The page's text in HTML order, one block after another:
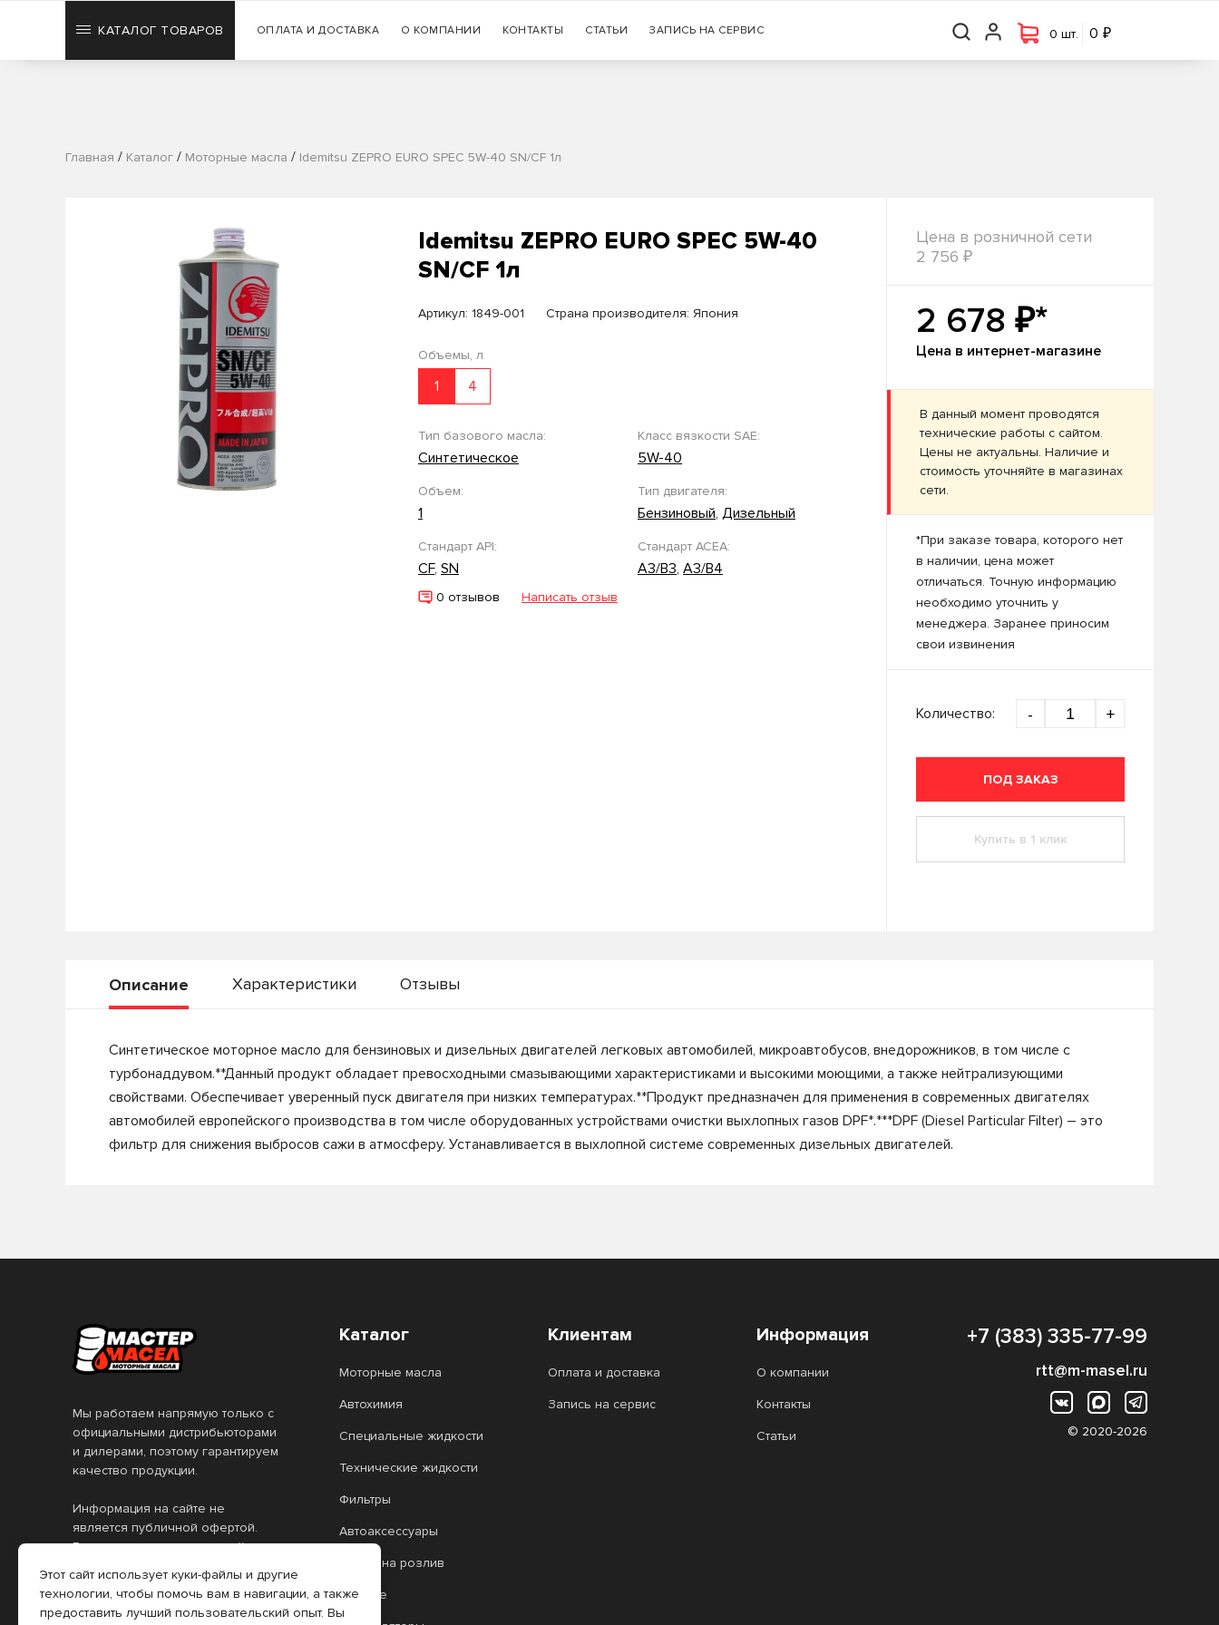
Гарантия
+7 (383) 335-77-99 0 шт. 0
КАТАЛОГ ТОВАРОВ ОПЛАТА И ДОСТАВКА О КОМПАНИИ КОНТАКТЫ СТАТЬИ ЗАПИСЬ НА СЕРВИС 0 шт. 0 ₽
Главная / Каталог / Моторные масла / Idemitsu ZEPRO EURO SPEC 5W-40 SN/CF 1л
Idemitsu ZEPRO EURO SPEC 5W-40
SN/CF 1л
Артикул: 1849-001 Страна производителя: Япония
Объемы, л
1 4
Тип базового масла:
Синтетическое
Класс вязкости SAE:
5W-40
Объем:
1
Тип двигателя:
Бензиновый, Дизельный
Стандарт API:
CF, SN
Стандарт ACEA:
A3/B3, A3/B4
0 отзывов Написать отзыв
Цена в розничной сети
2 756 ₽
2 678 ₽*
Цена в интернет-магазине
В данный момент проводятся
технические работы с сайтом.
Цены не актуальны. Наличие и
стоимость уточняйте в магазинах
сети.
*При заказе товара, которого нет
в наличии, цена может
отличаться. Точную информацию
необходимо уточнить у
менеджера. Заранее приносим
свои извинения
Количество: - +
ПОД ЗАКАЗ
Купить в 1 клик
Описание Характеристики Отзывы
Синтетическое моторное масло для бензиновых и дизельных двигателей легковых автомобилей, микроавтобусов, внедорожников, в том числе с
турбонаддувом.**Данный продукт обладает превосходными смазывающими характеристиками и высокими моющими, а также нейтрализующими
свойствами. Обеспечивает уверенный пуск двигателя при низких температурах.**Продукт предназначен для применения в современных двигателях
автомобилей европейского производства в том числе оборудованных устройствами очистки выхлопных газов DPF*.***DPF (Diesel Particular Filter) – это
фильтр для снижения выбросов сажи в атмосферу. Устанавливается в выхлопной системе современных дизельных двигателей.
Мы работаем напрямую только с
официальными дистрибьюторами
и дилерами, поэтому гарантируем
качество продукции.
Информация на сайте не
является публичной офертой.
Все цены, указанные на сайте,
оформлении заказа через
интернет-магазин. Цены в
Каталог
Моторные масла
Автохимия
Специальные жидкости
Технические жидкости
Фильтры
Автоаксессуары
Масло на розлив
Прочее
Клиентам
Оплата и доставка
Запись на сервис
Информация
О компании
Контакты
Статьи
+7 (383) 335-77-99
rtt@m-masel.ru
© 2020-2026
Этот сайт использует куки-файлы и другие
технологии, чтобы помочь вам в навигации, а также
предоставить лучший пользовательский опыт. Вы